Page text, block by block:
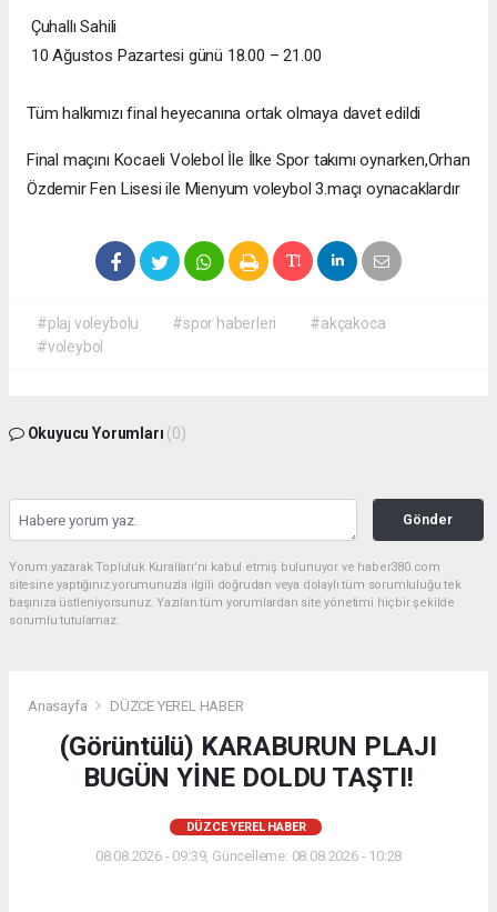
Çuhallı Sahili
10 Ağustos Pazartesi günü 18.00 – 21.00
Tüm halkımızı final heyecanına ortak olmaya davet edildi
Final maçını Kocaeli Volebol İle İlke Spor takımı oynarken,Orhan
Özdemir Fen Lisesi ile Mienyum voleybol 3.maçı oynacaklardır
#plaj voleybolu #spor haberleri
#akçakoca
#voleybol
Okuyucu Yorumları (0)
Gönder
Yorum yazarak Topluluk Kuralları’nı kabul etmiş bulunuyor ve haber380.com
sitesine yaptığınız yorumunuzla ilgili doğrudan veya dolaylı tüm sorumluluğu tek
başınıza üstleniyorsunuz. Yazılan tüm yorumlardan site yönetimi hiçbir şekilde
sorumlu tutulamaz.
Anasayfa DÜZCE YEREL HABER
(Görüntülü) KARABURUN PLAJI
BUGÜN YİNE DOLDU TAŞTI!
DÜZCE YEREL HABER
08.08.2026 - 09:39, Güncelleme: 08.08.2026 - 10:28